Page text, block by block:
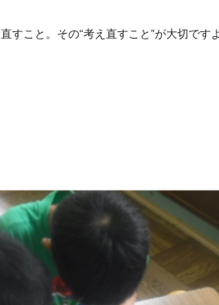
すこと。その“考え直すこと”が大切です